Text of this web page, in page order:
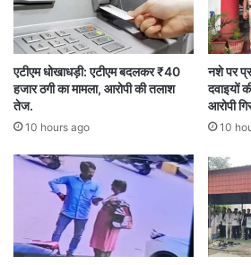
वहीं खाद्य सचिव रीना बाबासाहेब
प्रदेश में पेट्रोल और डीजल का
उन्होंने कहा कि राज्य में कुल 2516
संचालित हैं और ऑयल डिपो को
की जा रही है।
खाद्य विभाग के अनुसार प्रदेश में
45,474 किलोलीटर और डीजल का
एटीएम धोखाधड़ी: एटीएम बदलकर ₹40
हजार ठगी का मामला, आरोपी की तलाश
तेज.
10 hours ago
नशे पर
दवाइयों
आरोपी
10